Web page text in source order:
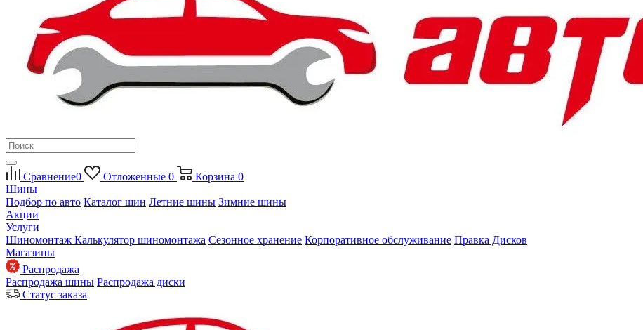
Сравнение0 Отложенные 0 Корзина 0
Шины
Подбор по авто Каталог шин Летние шины Зимние шины
Акции
Услуги
Шиномонтаж Калькулятор шиномонтажа Сезонное хранение Корпоративное обслуживание Правка Дисков
Магазины
Распродажа
Распродажа шины Распродажа диски
Статус заказа